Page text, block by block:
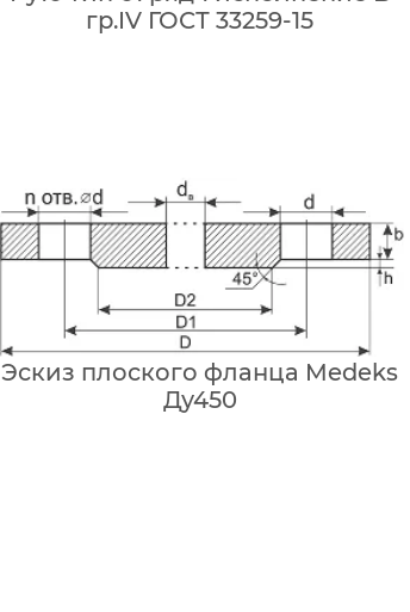
гр.IV ГОСТ 33259-15
Эскиз плоского фланца Medeks
Ду450